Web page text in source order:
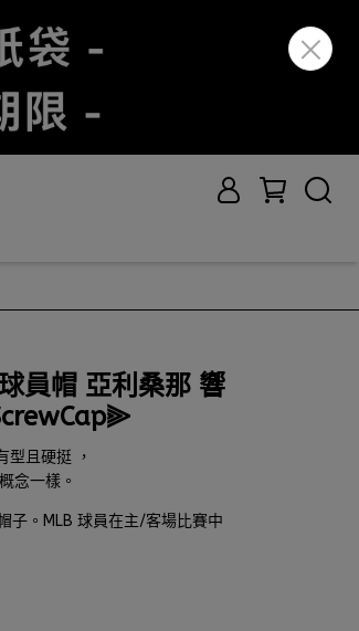
員帽 亞利桑那 響
型且硬挺 ，
念一樣。
子。MLB 球員在主/客場比賽中